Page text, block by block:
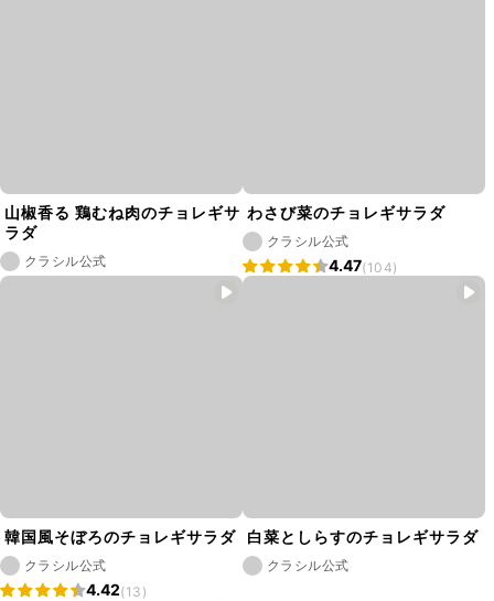
山椒香る 鶏むね肉のチョレギサ
ラダ
クラシル公式
わさび菜のチョレギサラダ
クラシル公式
4.47(104)
韓国風そぼろのチョレギサラダ
クラシル公式
4.42(13)
白菜としらすのチョレギサラダ
クラシル公式